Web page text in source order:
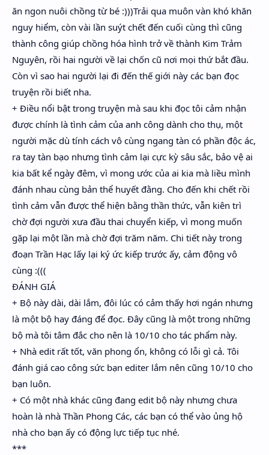
ăn ngon nuôi chồng từ bé :)))Trải qua muôn vàn khó khăn
nguy hiểm, còn vài lần suýt chết đến cuối cùng thì cũng
thành công giúp chồng hóa hình trở về thành Kim Trảm
Nguyên, rồi hai người về lại chốn cũ nơi mọi thứ bắt đầu.
Còn vì sao hai người lại đi đến thế giới này các bạn đọc
truyện rồi biết nha.
+ Điều nổi bật trong truyện mà sau khi đọc tôi cảm nhận
được chính là tình cảm của anh công dành cho thụ, một
người mặc dù tính cách vô cùng ngang tàn có phần độc ác,
ra tay tàn bạo nhưng tình cảm lại cực kỳ sâu sắc, bảo vệ ai
kia bất kể ngày đêm, vì mong ước của ai kia mà liều mình
đánh nhau cùng bản thể huyết đằng. Cho đến khi chết rồi
tình cảm vẫn được thể hiện bằng thần thức, vẫn kiên trì
chờ đợi người xưa đầu thai chuyển kiếp, vì mong muốn
gặp lại một lần mà chờ đợi trăm năm. Chi tiết này trong
đoạn Trần Hạc lấy lại ký ức kiếp trước ấy, cảm động vô
cùng :(((
ĐÁNH GIÁ
+ Bộ này dài, dài lắm, đôi lúc có cảm thấy hơi ngán nhưng
là một bộ hay đáng để đọc. Đây cũng là một trong những
bộ mà tôi tâm đắc cho nên là 10/10 cho tác phẩm này.
+ Nhà edit rất tốt, văn phong ổn, không có lỗi gì cả. Tôi
đánh giá cao công sức bạn editer lắm nên cũng 10/10 cho
bạn luôn.
+ Có một nhà khác cũng đang edit bộ này nhưng chưa
hoàn là nhà Thần Phong Các, các bạn có thể vào ủng hộ
nhà cho bạn ấy có động lực tiếp tục nhé.
***